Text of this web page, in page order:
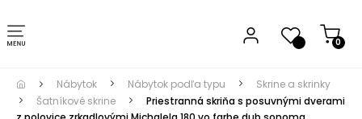
0
Toggle navigation
Nábytok Nábytok podľa typu
Skrine a skrinky
Šatníkové skrine
Priestranná skriňa s posuvnými dverami